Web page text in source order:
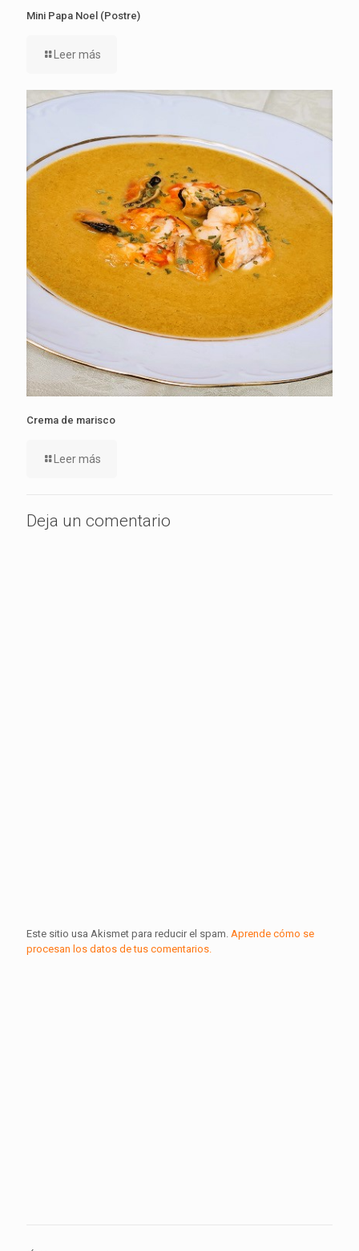
Mini Papa Noel (Postre)
Leer más
Crema de marisco
Leer más
Deja un comentario
Este sitio usa Akismet para reducir el spam. Aprende cómo se
procesan los datos de tus comentarios.